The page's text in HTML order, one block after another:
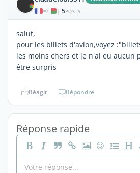
| 5POSTS
salut,
pour les billets d'avion,voyez
les moins chers et je n'ai eu aucun
être surpris
Réagir Répondre
Réponse rapide